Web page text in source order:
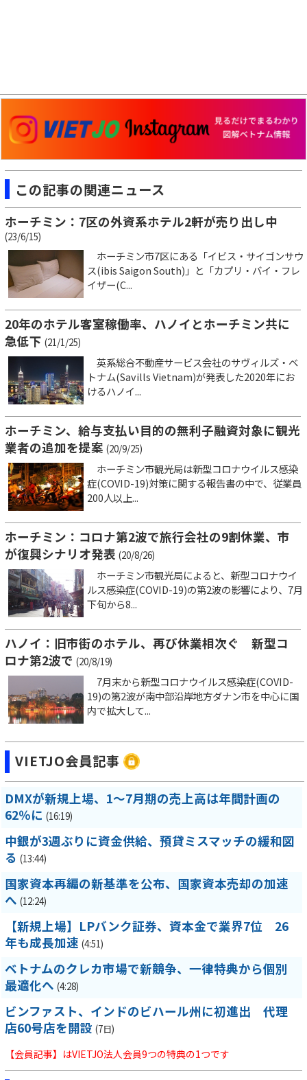
この記事の関連ニュース
ホーチミン：7区の外資系ホテル2軒が売り出し中
(23/6/15)
ホーチミン市7区にある「イビス・サイゴンサウ
ス(ibis Saigon South)」と「カプリ・バイ・フレ
イザー(C...
20年のホテル客室稼働率、ハノイとホーチミン共に
急低下 (21/1/25)
英系総合不動産サービス会社のサヴィルズ・ベ
トナム(Savills Vietnam)が発表した2020年にお
けるハノイ...
ホーチミン、給与支払い目的の無利子融資対象に観光
業者の追加を提案 (20/9/25)
ホーチミン市観光局は新型コロナウイルス感染
症(COVID-19)対策に関する報告書の中で、従業員
200人以上...
ホーチミン：コロナ第2波で旅行会社の9割休業、市
が復興シナリオ発表 (20/8/26)
ホーチミン市観光局によると、新型コロナウイ
ルス感染症(COVID-19)の第2波の影響により、7月
下旬から8...
ハノイ：旧市街のホテル、再び休業相次ぐ 新型コ
ロナ第2波で (20/8/19)
7月末から新型コロナウイルス感染症(COVID-
19)の第2波が南中部沿岸地方ダナン市を中心に国
内で拡大して...
VIETJO会員記事
DMXが新規上場、1～7月期の売上高は年間計画の
62％に (16:19)
中銀が3週ぶりに資金供給、預貸ミスマッチの緩和図
る (13:44)
国家資本再編の新基準を公布、国家資本売却の加速
へ (12:24)
【新規上場】LPバンク証券、資本金で業界7位 26
年も成長加速 (4:51)
ベトナムのクレカ市場で新競争、一律特典から個別
最適化へ (4:28)
ビンファスト、インドのビハール州に初進出 代理
店60号店を開設 (7日)
【会員記事】はVIETJO法人会員9つの特典の1つです